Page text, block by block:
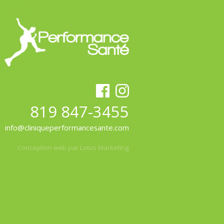
819 847-3455
info@cliniqueperformancesante.com
Conception web par Lotus Marketing